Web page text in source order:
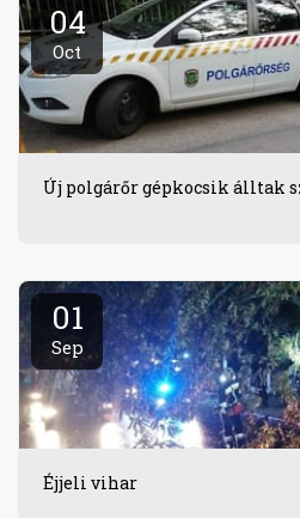
04
Oct
Új polgárőr gépkocsik álltak
01
Sep
Éjjeli vihar